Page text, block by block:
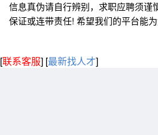
信息真伪请自行辨别，求职应聘须谨
保证或连带责任! 希望我们的平台能为
[联系客服] [最新找人才]